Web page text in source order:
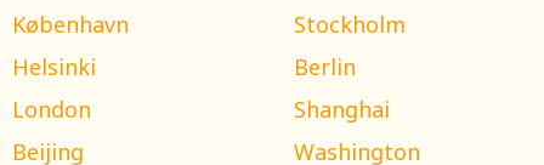
København
Stockholm
Helsinki
Berlin
London
Shanghai
Beijing
Washington